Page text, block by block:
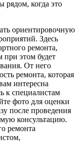
рядом, когда это
ориентировочную
Здесь
ремонта,
при этом будет
От него
ремонта, которая
интересна
к специалистам
фото для оценки
после проведения
консультацию.
ремонта